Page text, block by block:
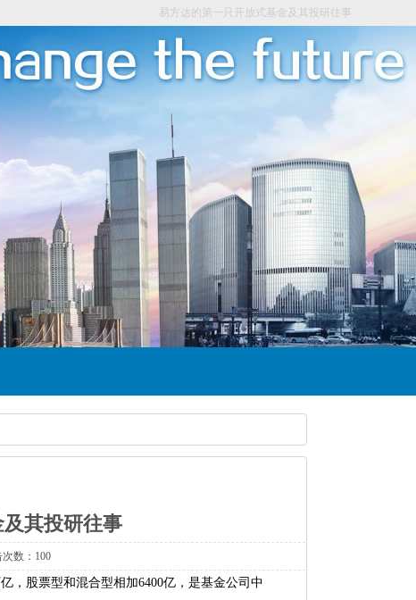
易方达的第一只开放式基金及其投研往事
其投研往事
数：100
，股票型和混合型相加6400亿，是基金公司中